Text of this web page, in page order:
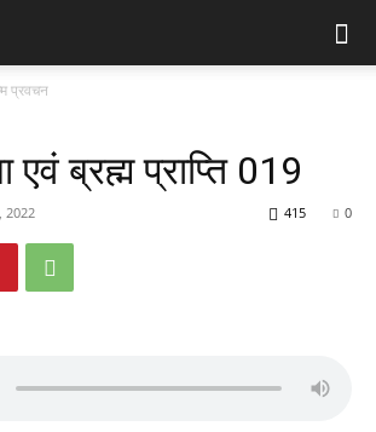
प्रवचन
ब्रह्म प्राप्ति 019
2022 0
415